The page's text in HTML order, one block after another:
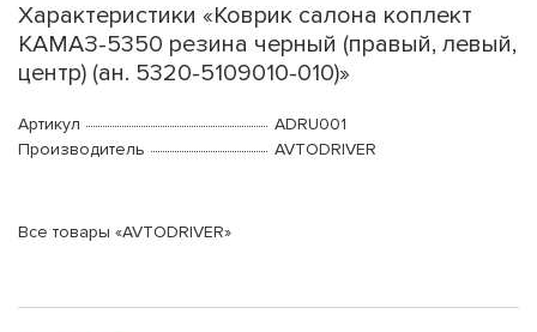
Характеристики «Коврик салона коплект
КАМАЗ-5350 резина черный (правый, левый,
центр) (ан. 5320-5109010-010)»
Артикул
ADRU001
Производитель
AVTODRIVER
Все товары «AVTODRIVER»